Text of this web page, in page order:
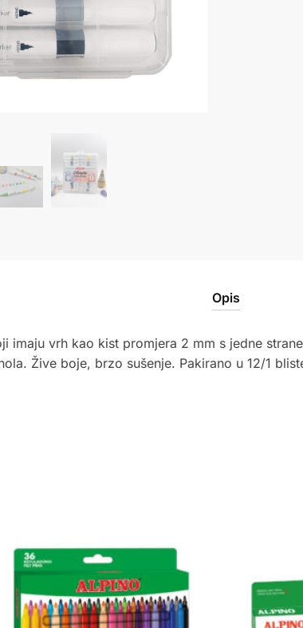
Opis
imaju vrh kao kist promjera 2 mm s jedne
Žive boje, brzo sušenje. Pakirano u 12/1